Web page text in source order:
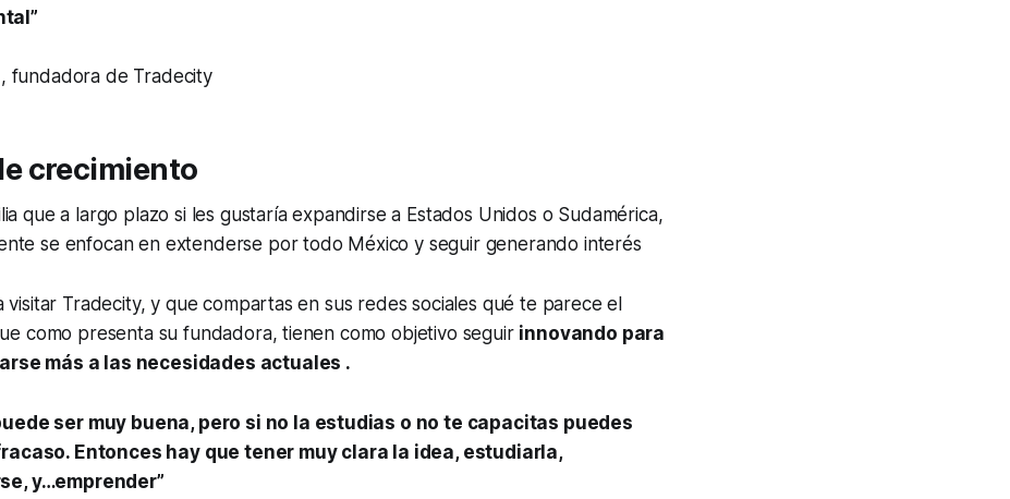
, fundadora de Tradecity
crecimiento
que a largo plazo si les gustaría expandirse a Estados Unidos o Sudamérica,
se enfocan en extenderse por todo México y seguir generando interés
visitar Tradecity, y que compartas en sus redes sociales qué te parece el
como presenta su fundadora, tienen como objetivo seguir innovando para
más a las necesidades actuales .
ser muy buena, pero si no la estudias o no te capacitas puedes
Entonces hay que tener muy clara la idea, estudiarla,
y…emprender”